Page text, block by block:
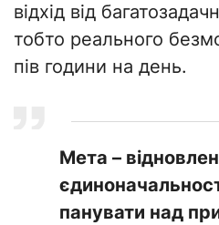
відхід від
тобто реального
пів години на день.
Мета –
панувати над